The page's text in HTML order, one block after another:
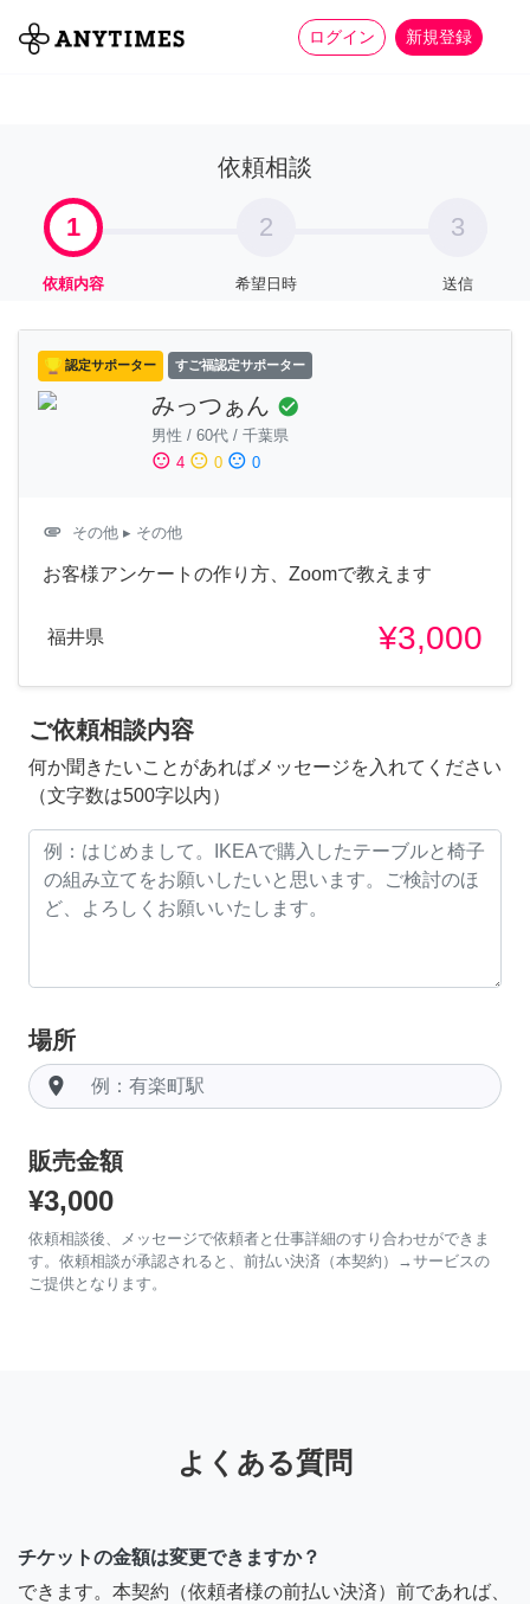
ログイン 新規登録
全て 家事 more_horiz
依頼相談
1
依頼内容
2
希望日時
3
送信
認定サポーター すご福認定サポーター
みっつぁん check_circle
男性 / 60代 / 千葉県
sentiment_satisfied 4 sentiment_neutral 0 sentiment_dissatisfied 0
attachment その他 ▸ その他
お客様アンケートの作り方、Zoomで教えます
福井県 ¥3,000
ご依頼相談内容
何か聞きたいことがあればメッセージを入れてください
（文字数は500字以内）
場所
room
販売金額
¥3,000
依頼相談後、メッセージで依頼者と仕事詳細のすり合わせができま
す。依頼相談が承認されると、前払い決済（本契約）→サービスの
ご提供となります。
よくある質問
チケットの金額は変更できますか？
できます。本契約（依頼者様の前払い決済）前であれば、